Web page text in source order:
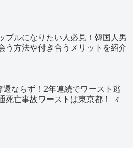
プルになりたい人必見！韓国人男
う方法や付き合うメリットを紹介
還ならず！2年連続でワースト逃
死亡事故ワーストは東京都！
4